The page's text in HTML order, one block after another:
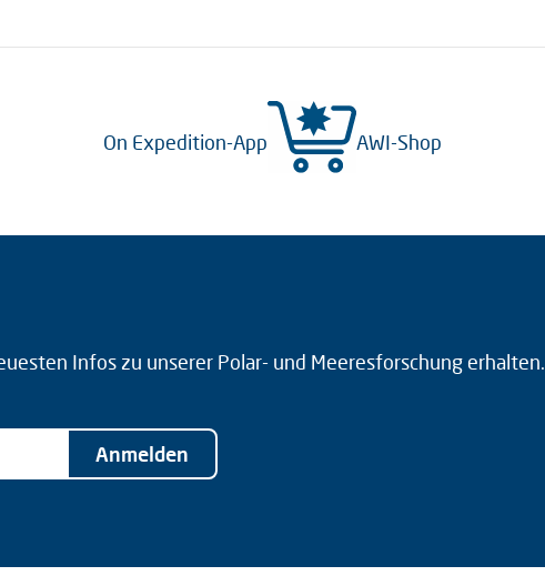
On Expedition-App AWI-Shop
Infos zu unserer Polar- und Meeresforschung erhalten.
Anmelden